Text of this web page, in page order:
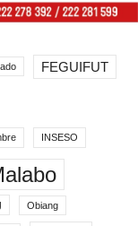
FEGUIFUT
INSESO
Obiang